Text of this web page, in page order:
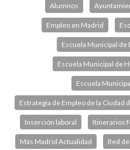
Alumnos
Empleo en Madrid
Escuela Municipal de
Escuela Municipal de
Escuela
Estrategia de Empleo de la Ciudad
Inserción laboral Itinerarios
Más Madrid Actualidad Red